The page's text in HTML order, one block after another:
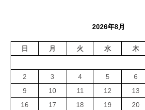
2026年8月
日 月 火 水 木
2
3 4 5 6
9
10 11 12 13
16
17 18 19 20